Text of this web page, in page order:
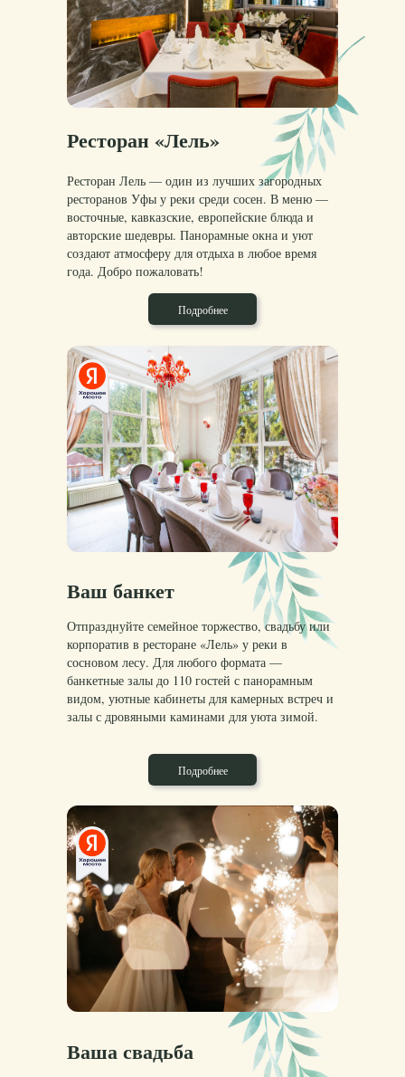
Ваша свадьба
Ваш банкет
Отпразднуйте семейное торжество, свадьбу или
корпоратив в ресторане «Лель» у реки в
сосновом лесу. Для любого формата —
банкетные залы до 110 гостей с панорамным
видом, уютные кабинеты для камерных встреч и
залы с дровяными каминами для уюта зимой.
Подробнее
Ресторан Лель — один из лучших загородных
ресторанов Уфы у реки среди сосен. В меню —
восточные, кавказские, европейские блюда и
авторские шедевры. Панорамные окна и уют
создают атмосферу для отдыха в любое время
года. Добро пожаловать!
Ресторан «Лель»
Подробнее